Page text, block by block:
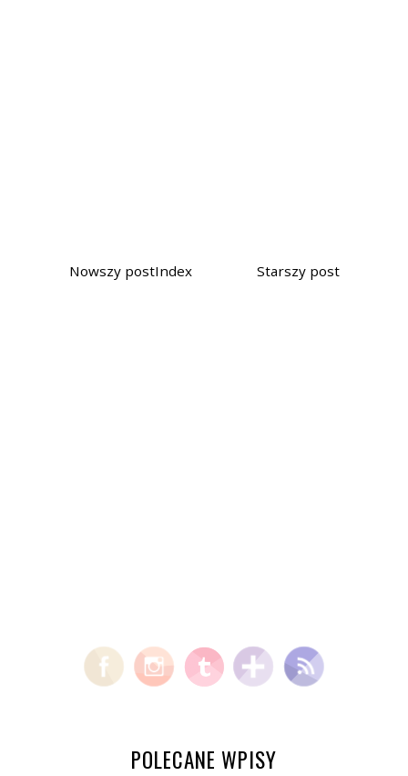
Nowszy post Starszy post
Index
POLECANE WPISY